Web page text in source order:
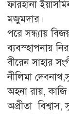
ফারহানা
মজুমদার।
পরে সন্ধ্যায়
ব্যবস্হাপনায়
বীরেন সাহার
নীলিমা
অহনা রায়,
অপ্রীতা বিশ্বাস,